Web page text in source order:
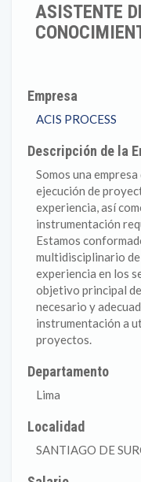
ASISTENTE
Empresa
ACIS PROCESS
Descripción de la
Somos una
ejecución de
experiencia, así
instrumentación
Estamos
multidisciplinario
experiencia en los
objetivo principal
necesario y
instrumentación a
proyectos.
Departamento
Lima
Localidad
SANTIAGO DE